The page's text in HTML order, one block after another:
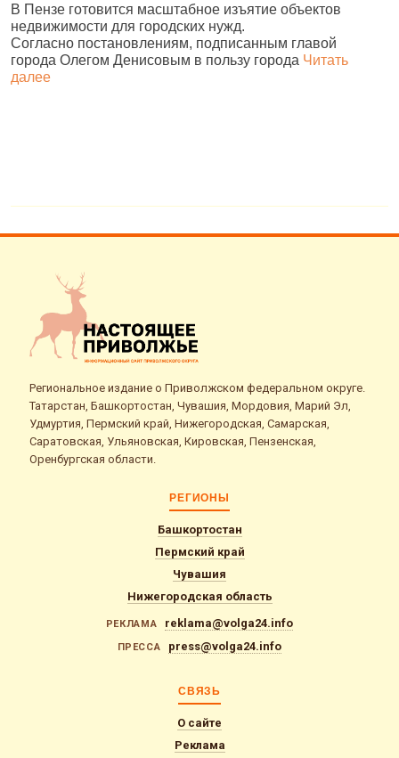
В Пензе готовится масштабное изъятие объектов
недвижимости для городских нужд.
Согласно постановлениям, подписанным главой
города Олегом Денисовым в пользу города Читать
далее
Региональное издание о Приволжском федеральном округе.
Татарстан, Башкортостан, Чувашия, Мордовия, Марий Эл,
Удмуртия, Пермский край, Нижегородская, Самарская,
Саратовская, Ульяновская, Кировская, Пензенская,
Оренбургская области.
РЕГИОНЫ
Башкортостан
Пермский край
Чувашия
Нижегородская область
РЕКЛАМА reklama@volga24.info
ПРЕССА press@volga24.info
СВЯЗЬ
О сайте
Реклама